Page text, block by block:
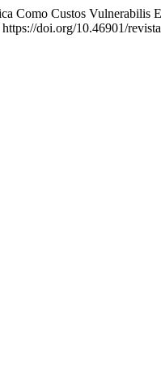
Como Custos
doi.org/10.46901/